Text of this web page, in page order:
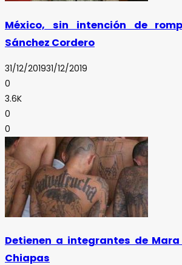
México, sin intención de
Sánchez Cordero
31/12/201931/12/2019
0
3.6K
0
0
Detienen a integrantes de
Chiapas